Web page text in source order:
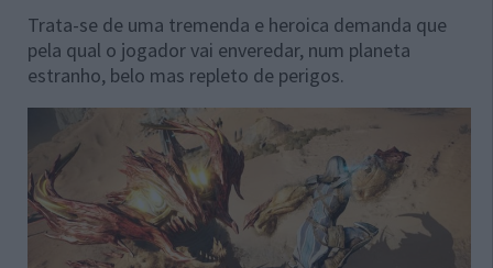
Trata-se de uma tremenda e heroica demanda que
pela qual o jogador vai enveredar, num planeta
estranho, belo mas repleto de perigos.